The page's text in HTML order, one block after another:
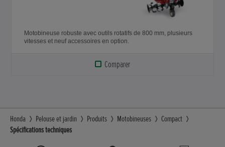
Motobineuse robuste avec outils rotatifs de 800 mm, plusieurs
vitesses et neuf accessoires en option.
Comparer
Honda Pelouse et jardin Produits Motobineuses
Compact
Spécifications techniques